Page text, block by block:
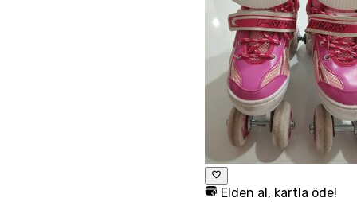
Elden al, kartla öde!